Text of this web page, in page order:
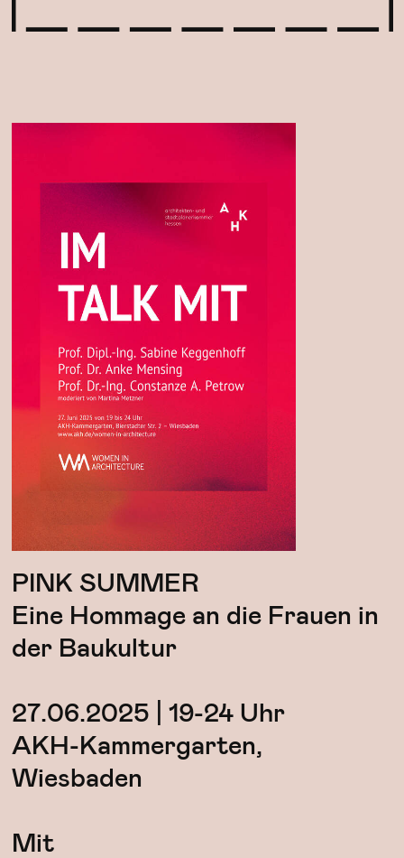
PINK SUMMER
Eine Hommage an die Frauen in
der Baukultur
27.06.2025 | 19-24 Uhr
AKH-Kammergarten,
Wiesbaden
Mit